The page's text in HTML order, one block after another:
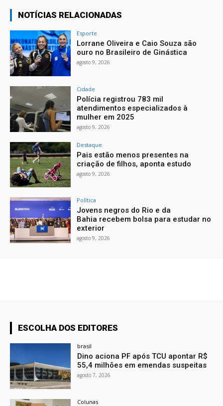
NOTÍCIAS RELACIONADAS
Esporte
Lorrane Oliveira e Caio Souza são
ouro no Brasileiro de Ginástica
agosto 9, 2026
Cidade
Polícia registrou 783 mil
atendimentos especializados à
mulher em 2025
agosto 9, 2026
Destaque
Pais estão menos presentes na
criação de filhos, aponta estudo
agosto 9, 2026
Política
Jovens negros do Rio e da
Bahia recebem bolsa para estudar no
exterior
agosto 9, 2026
ESCOLHA DOS EDITORES
brasil
Dino aciona PF após TCU apontar R$
55,4 milhões em emendas suspeitas
agosto 7, 2026
Colunas